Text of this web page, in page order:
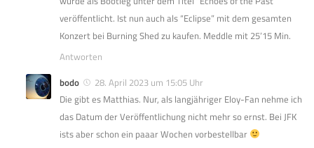
veröffentlicht. Ist nun auch als “Eclipse” mit dem gesamten
Konzert bei Burning Shed zu kaufen. Meddle mit 25’15 Min.
Antworten
bodo
28. April 2023 um 15:05 Uhr
Die gibt es Matthias. Nur, als langjähriger Eloy-Fan nehme ich
das Datum der Veröffentlichung nicht mehr so ernst. Bei JFK
ists aber schon ein paaar Wochen vorbestellbar